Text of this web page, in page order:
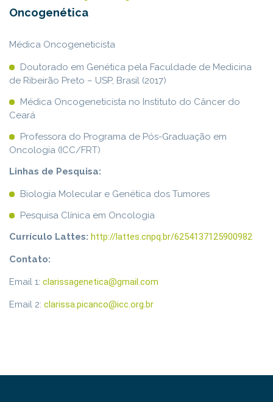
Oncogenética
Médica Oncogeneticista
Doutorado em Genética pela Faculdade de Medicina
de Ribeirão Preto – USP, Brasil (2017)
Médica Oncogeneticista no Instituto do Câncer do
Ceará
Professora do Programa de Pós-Graduação em
Oncologia (ICC/FRT)
Linhas de Pesquisa:
Biologia Molecular e Genética dos Tumores
Pesquisa Clínica em Oncologia
Currículo Lattes: http://lattes.cnpq.br/6254137125900982
Contato:
Email 1: clarissagenetica@gmail.com
Email 2: clarissa.picanco@icc.org.br